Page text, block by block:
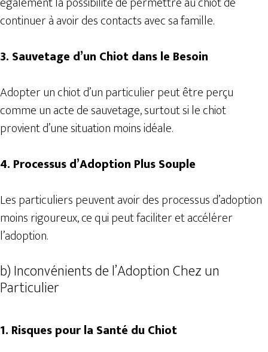
continuer à avoir des contacts avec sa famille.
3. Sauvetage d’un Chiot dans le Besoin
Adopter un chiot d’un particulier peut être perçu
comme un acte de sauvetage, surtout si le chiot
provient d’une situation moins idéale.
4. Processus d’Adoption Plus Souple
Les particuliers peuvent avoir des processus d’adoption
moins rigoureux, ce qui peut faciliter et accélérer
l’adoption.
b) Inconvénients de l’Adoption Chez un
Particulier
1. Risques pour la Santé du Chiot